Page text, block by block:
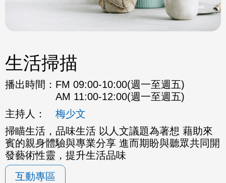
生活掃描
播出時間： FM 09:00-10:00(週一至週五)
AM 11:00-12:00(週一至週五)
主持人：
梅少文
掃瞄生活，品味生活 以人文議題為著想 藉助來
賓的親身體驗與專業分享 進而期盼與聽眾共同開
發藝術性靈，提升生活品味
互動專區